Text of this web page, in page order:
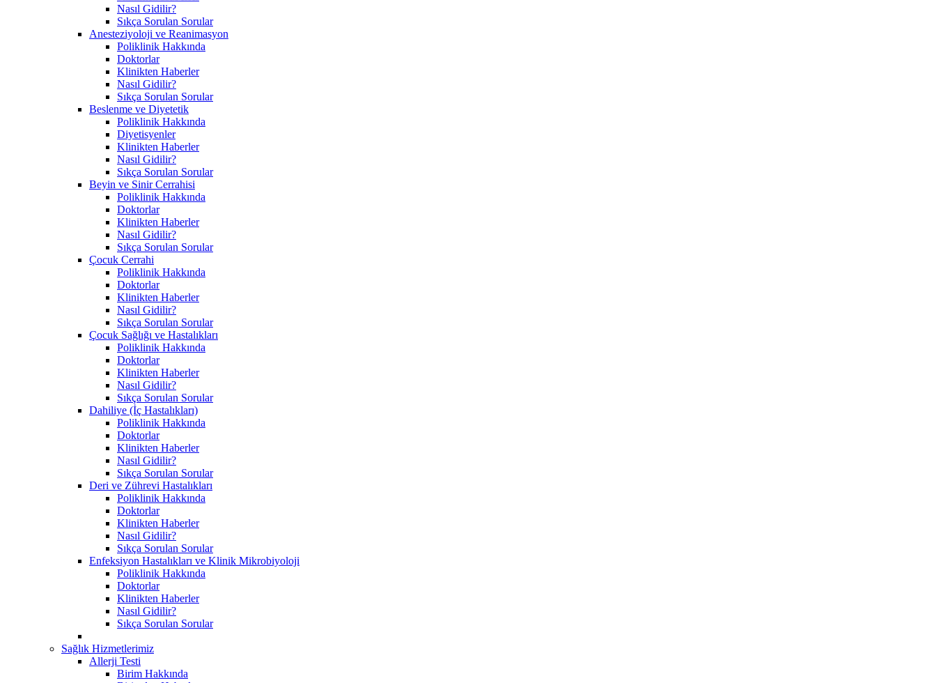
Nasıl Gidilir?
Sıkça Sorulan Sorular
Anesteziyoloji ve Reanimasyon
Poliklinik Hakkında
Doktorlar
Klinikten Haberler
Nasıl Gidilir?
Sıkça Sorulan Sorular
Beslenme ve Diyetetik
Poliklinik Hakkında
Diyetisyenler
Klinikten Haberler
Nasıl Gidilir?
Sıkça Sorulan Sorular
Beyin ve Sinir Cerrahisi
Poliklinik Hakkında
Doktorlar
Klinikten Haberler
Nasıl Gidilir?
Sıkça Sorulan Sorular
Çocuk Cerrahi
Poliklinik Hakkında
Doktorlar
Klinikten Haberler
Nasıl Gidilir?
Sıkça Sorulan Sorular
Çocuk Sağlığı ve Hastalıkları
Poliklinik Hakkında
Doktorlar
Klinikten Haberler
Nasıl Gidilir?
Sıkça Sorulan Sorular
Dahiliye (İç Hastalıkları)
Poliklinik Hakkında
Doktorlar
Klinikten Haberler
Nasıl Gidilir?
Sıkça Sorulan Sorular
Deri ve Zührevi Hastalıkları
Poliklinik Hakkında
Doktorlar
Klinikten Haberler
Nasıl Gidilir?
Sıkça Sorulan Sorular
Enfeksiyon Hastalıkları ve Klinik Mikrobiyoloji
Poliklinik Hakkında
Doktorlar
Klinikten Haberler
Nasıl Gidilir?
Sıkça Sorulan Sorular
Sağlık Hizmetlerimiz
Allerji Testi
Birim Hakkında